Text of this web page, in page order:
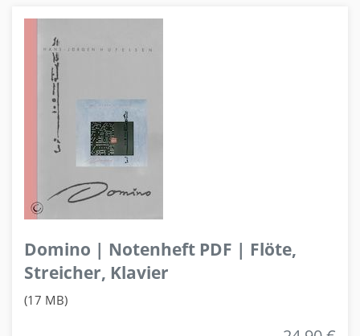
Domino | Notenheft PDF | Flöte,
Streicher, Klavier
(17 MB)